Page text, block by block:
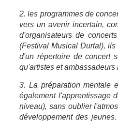
2. les programmes de
vers un avenir incertain,
d'organisateurs de
(Festival Musical Durtal),
d'un répertoire de concert
qu'artistes et ambassadeurs
3. La préparation mentale
également l'apprentissage
niveau), sans oublier
développement des